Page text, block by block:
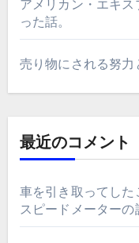
アメリカン・エキ
った話。
売り物にされる努力
最近のコメント
車を引き取ってした
スピードメーター